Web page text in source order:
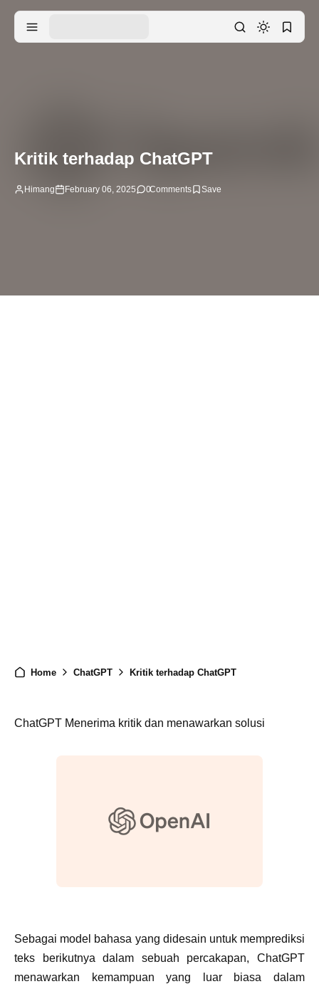
Kritik terhadap ChatGPT
Himang February 06, 2025 0Comments
Home ChatGPT Kritik terhadap ChatGPT
ChatGPT Menerima kritik dan menawarkan solusi
Sebagai model bahasa yang didesain untuk memprediksi
teks berikutnya dalam sebuah percakapan, ChatGPT
menawarkan kemampuan yang luar biasa dalam